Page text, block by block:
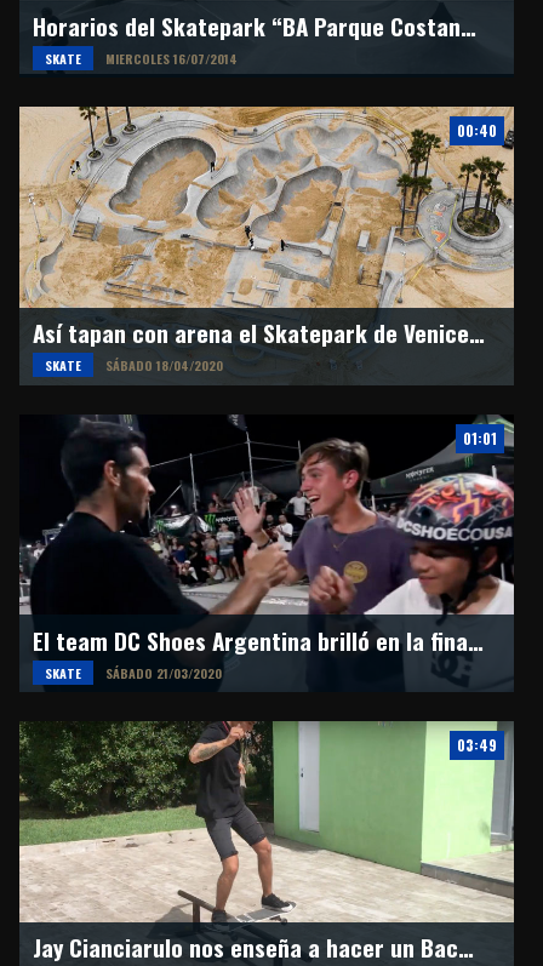
Horarios del Skatepark “BA Parque Costanera”
SKATE MIERCOLES 16/07/2014
00:40
Así tapan con arena el Skatepark de Venice Beach
SKATE SÁBADO 18/04/2020
01:01
El team DC Shoes Argentina brilló en la final del Skate Summer Tour
SKATE SÁBADO 21/03/2020
03:49
Jay Cianciarulo nos enseña a hacer un Backside Feeble Grind